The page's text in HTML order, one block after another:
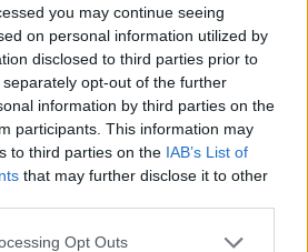
you may continue seeing
on personal information utilized by
disclosed to third parties prior to
opt-out of the further
information by third parties on the
participants. This information may
to third parties on the IAB’s List of
that may further disclose it to other
Opt Outs
Ar jus lengva išvesti iš
pusiausvyros? Lazdos
pasirinkimas atskleis
tikrąjį jūsų būdą